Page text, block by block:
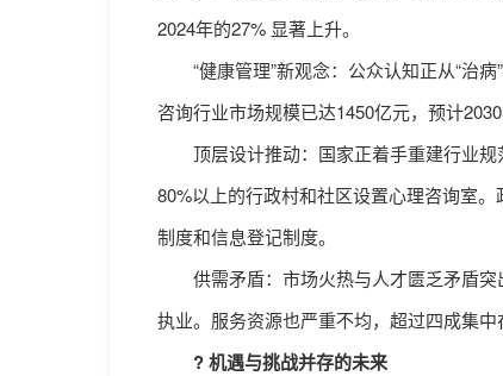
2024年的27% 显著上升。
“健康管理”新观念：公众认知正从“治病
咨询行业市场规模已达1450亿元，预计2030
顶层设计推动：国家正着手重建行业规
80%以上的行政村和社区设置心理咨询室
制度和信息登记制度。
供需矛盾：市场火热与人才匮乏矛盾突
执业。服务资源也严重不均，超过四成集中
? 机遇与挑战并存的未来